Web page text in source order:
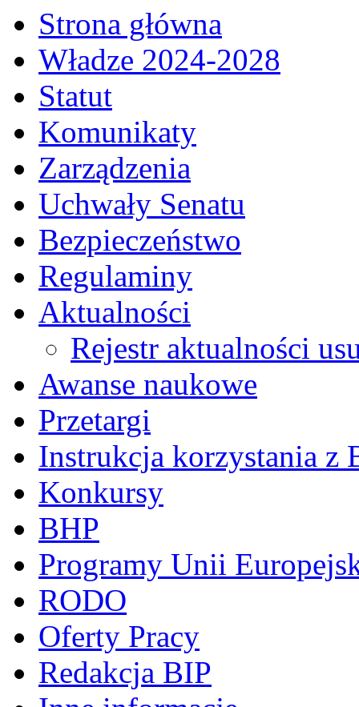
Strona główna
Władze 2024-2028
Statut
Komunikaty
Zarządzenia
Uchwały Senatu
Bezpieczeństwo
Regulaminy
Aktualności
Rejestr aktualności
Awanse naukowe
Przetargi
Instrukcja korzystania z
Konkursy
BHP
Programy Unii
RODO
Oferty Pracy
Redakcja BIP